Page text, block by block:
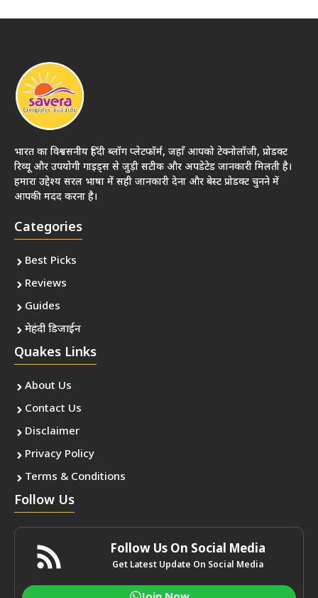
भारत का विश्वसनीय हिंदी ब्लॉग प्लेटफॉर्म, जहाँ आपको टेक्नोलॉजी, प्रोडक्ट
रिव्यू और उपयोगी गाइड्स से जुड़ी सटीक और अपडेटेड जानकारी मिलती है।
हमारा उद्देश्य सरल भाषा में सही जानकारी देना और बेस्ट प्रोडक्ट चुनने में
आपकी मदद करना है।
Categories
Best Picks
Reviews
Guides
मेहंदी डिजाईन
Quakes Links
About Us
Contact Us
Disclaimer
Privacy Policy
Terms & Conditions
Follow Us
Follow Us On Social Media
Get Latest Update On Social Media